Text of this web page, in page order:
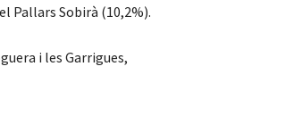
Pallars Sobirà (10,2%).
i les Garrigues,